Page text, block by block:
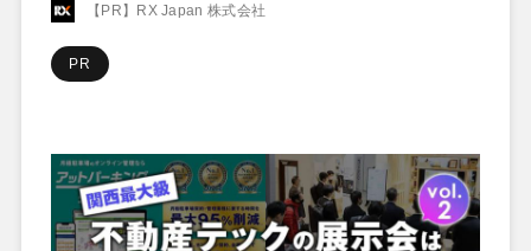
【PR】RX Japan 株式会社
PR